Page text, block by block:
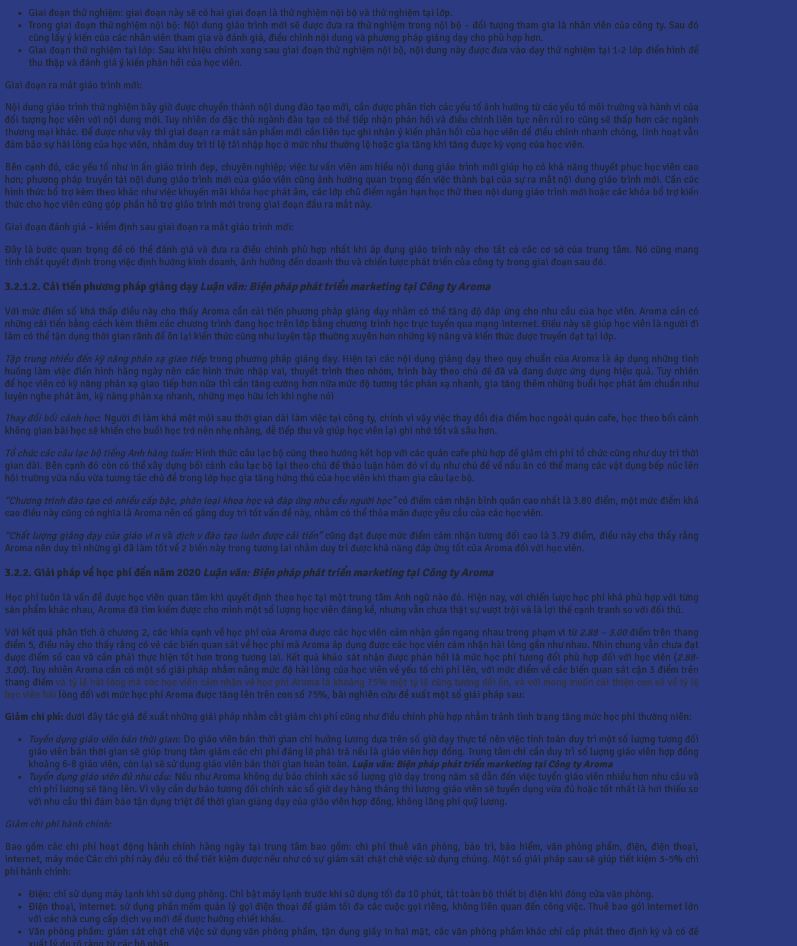
Giai đoạn thử nghiệm: giai đoạn này sẽ có hai giai đoạn là thử nghiệm nội bộ và thử nghiệm tại lớp.
Trong giai đoạn thử nghiệm nội bộ: Nội dung giáo trình mới sẽ được đưa ra thử nghiệm trong nội bộ – đối tượng tham gia là nhân viên của công ty. Sau đó
cũng lấy ý kiến của các nhân viên tham gia và đánh giá, điều chỉnh nội dung và phương pháp giảng dạy cho phù hợp hơn.
Giai đoạn thử nghiệm tại lớp: Sau khi hiệu chỉnh xong sau giai đoạn thử nghiệm nội bộ, nội dung này được đưa vào dạy thử nghiệm tại 1-2 lớp điển hình để
thu thập và đánh giá ý kiến phản hồi của học viên.
Giai đoạn ra mắt giáo trình mới:
Nội dung giáo trình thử nghiệm bây giờ được chuyển thành nội dung đào tạo mới, cần được phân tích các yếu tố ảnh hưởng từ các yếu tố môi trường và hành vi của
đối tượng học viên với nội dung mới. Tuy nhiên do đặc thù ngành đào tạo có thể tiếp nhận phản hồi và điều chỉnh liên tục nên rủi ro cũng sẽ thấp hơn các ngành
thương mại khác. Để được như vậy thì giai đoạn ra mắt sản phẩm mới cần liên tục ghi nhận ý kiến phản hồi của học viên để điều chỉnh nhanh chóng, linh hoạt vẫn
đảm bảo sự hài lòng của học viên, nhằm duy trì tỉ lệ tái nhập học ở mức như thường lệ hoặc gia tăng khi tăng được kỳ vọng của học viên.
Bên cạnh đó, các yếu tố như in ấn giáo trình đẹp, chuyên nghiệp; việc tư vấn viên am hiểu nội dung giáo trình mới giúp họ có khả năng thuyết phục học viên cao
hơn; phương pháp truyền tải nội dung giáo trình mới của giáo viên cũng ảnh hưởng quan trọng đến việc thành bại của sự ra mắt nội dung giáo trình mới. Cần các
hình thức bổ trợ kèm theo khác như việc khuyến mãi khóa học phát âm, các lớp chủ điểm ngắn hạn học thử theo nội dung giáo trình mới hoặc các khóa bổ trợ kiến
thức cho học viên cũng góp phần hỗ trợ giáo trình mới trong giai đoạn đầu ra mắt này.
Giai đoạn đánh giá – kiểm định sau giai đoạn ra mắt giáo trình mới:
Đây là bước quan trọng để có thể đánh giá và đưa ra điều chỉnh phù hợp nhất khi áp dụng giáo trình này cho tất cả các cơ sở của trung tâm. Nó cũng mang
tính chất quyết định trong việc định hướng kinh doanh, ảnh hưởng đến doanh thu và chiến lược phát triển của công ty trong giai đoạn sau đó.
3.2.1.2. Cải tiến phương pháp giảng dạy Luận văn: Biện pháp phát triển marketing tại Công ty Aroma
Với mức điểm số khá thấp điều này cho thấy Aroma cần cải tiến phương pháp giảng dạy nhằm có thể tăng độ đáp ứng cho nhu cầu của học viên. Aroma cần có
những cải tiến bằng cách kèm thêm các chương trình đang học trên lớp bằng chương trình học trực tuyến qua mạng internet. Điều này sẽ giúp học viên là người đi
làm có thể tận dụng thời gian rãnh để ôn lại kiến thức cũng như luyện tập thường xuyên hơn những kỹ năng và kiến thức được truyền đạt tại lớp.
Tập trung nhiều đến kỹ năng phản xạ giao tiếptrong phương pháp giảng dạy. Hiện tại các nội dụng giảng dạy theo quy chuẩn của Aroma là áp dụng những tình
huống làm việc điển hình hằng ngày nên các hình thức nhập vai, thuyết trình theo nhóm, trình bày theo chủ đề đã và đang được ứng dụng hiệu quả. Tuy nhiên
để học viên có kỹ năng phản xạ giao tiếp hơn nữa thì cần tăng cường hơn nữa mức độ tương tác phản xạ nhanh, gia tăng thêm những buổi học phát âm chuẩn như
luyện nghe phát âm, kỹ năng phản xạ nhanh, những mẹo hữu ích khi nghe nói
Thay đổi bối cảnh học: Người đi làm khá mệt mỏi sau thời gian dài làm việc tại công ty, chính vì vậy việc thay đổi địa điểm học ngoài quán cafe, học theo bối cảnh
không gian bài học sẽ khiến cho buổi học trở nên nhẹ nhàng, dễ tiếp thu và giúp học viên lại ghi nhớ tốt và sâu hơn.
Tổ chức các câu lạc bộ tiếng Anh hàng tuần: Hình thức câu lạc bộ cũng theo hướng kết hợp với các quán cafe phù hợp để giảm chi phí tổ chức cũng như duy trì thời
gian dài. Bên cạnh đó còn có thể xây dựng bối cảnh câu lạc bộ lại theo chủ đề thảo luận hôm đó ví dụ như chủ đề về nấu ăn có thể mang các vật dụng bếp núc lên
hội trường vừa nấu vừa tương tác chủ đề trong lớp học gia tăng hứng thú của học viên khi tham gia câu lạc bộ.
“Chương trình đào tạo có nhiều cấp bậc, phân loại khoa học và đáp ứng nhu cầu người học”có điểm cảm nhận bình quân cao nhất là 3.80 điểm, một mức điểm khá
cao điều này cũng có nghĩa là Aroma nên cố gắng duy trì tốt vấn đề này, nhằm có thể thỏa mãn được yêu cầu của các học viên.
“Chất lượng giảng dạy của giáo vi nvà dịch v đào tạo luôn được cải tiến”cũng đạt được mức điểm cảm nhận tương đối cao là 3.79 điểm, điều này cho thấy rằng
Aroma nên duy trì những gì đã làm tốt về 2 biến này trong tương lai nhằm duy trì được khả năng đáp ứng tốt của Aroma đối với học viên.
3.2.2. Giải pháp về học phí đến năm 2020 Luận văn: Biện pháp phát triển marketing tại Công ty Aroma
Học phí luôn là vấn đề được học viên quan tâm khi quyết định theo học tại một trung tâm Anh ngữ nào đó. Hiện nay, với chiến lược học phí khá phù hợp với từng
sản phẩm khác nhau, Aroma đã tìm kiếm được cho mình một số lượng học viên đáng kể, nhưng vẫn chưa thật sự vượt trội và là lợi thế cạnh tranh so với đối thủ.
Với kết quả phân tích ở chương 2, các khía cạnh về học phí của Aroma được các học viên cảm nhận gần ngang nhau trong phạm vi từ2.88 – 3.00điểm trên thang
điểm 5, điều này cho thấy rằng có vẻ các biến quan sát về học phí mà Aroma áp dụng được các học viên cảm nhận hài lòng gần như nhau. Nhìn chung vẫn chưa đạt
được điểm số cao và cần phải thực hiện tốt hơn trong tương lai. Kết quả khảo sát nhận được phản hồi là mức học phí tương đối phù hợp đối với học viên (2.88-
3.00). Tuy nhiên Aroma cần có một số giải pháp nhằm nâng mức độ hài lòng của học viên về yếu tố chi phí lên, với mức điểm về các biến quan sát cận 3 điểm trên
thang điểmvà tỷ lệ hài lòng mà các học viên cảm nhận về học phí Aroma là khoảng 75% một tỷ lệ cũng tương đối ổn, và với mong muốn cải thiện con số về tỷ lệ
học viên hài lòng đối với mức học phí Aroma được tăng lên trên con số 75%, bài nghiên cứu đề xuất một số giải pháp sau:
Giảm chi phí: dưới đây tác giả đề xuất những giải pháp nhằm cắt giảm chi phí cũng như điều chỉnh phù hợp nhằm tránh tình trạng tăng mức học phí thường niên:
Tuyển dụng giáo viên bán thời gian: Do giáo viên bán thời gian chỉ hưởng lương dựa trên số giờ dạy thực tế nên việc tính toán duy trì một số lượng tương đối
giáo viên bán thời gian sẽ giúp trung tâm giảm các chi phí đáng lẽ phải trả nếu là giáo viên hợp đồng. Trung tâm chỉ cần duy trì số lượng giáo viên hợp đồng
khoảng 6-8 giáo viên, còn lại sẽ sử dụng giáo viên bán thời gian hoàn toàn. Luận văn: Biện pháp phát triển marketing tại Công ty Aroma
Tuyển dụng giáo viên đủ nhu cầu: Nếu như Aroma không dự báo chính xác số lượng giờ dạy trong năm sẽ dẫn đến việc tuyển giáo viên nhiều hơn nhu cầu và
chi phí lương sẽ tăng lên. Vì vậy cần dự báo tương đối chính xác số giờ dạy hàng tháng thì lượng giáo viên sẽ tuyển dụng vừa đủ hoặc tốt nhất là hơi thiếu so
với nhu cầu thì đảm bảo tận dụng triệt để thời gian giảng dạy của giáo viên hợp đồng, không lãng phí quỹ lương.
Giảm chi phí hành chính:
Bao gồm các chi phí hoạt động hành chính hàng ngày tại trung tâm bao gồm: chi phí thuê văn phòng, bảo trì, bảo hiểm, văn phòng phẩm, điện, điện thoại,
internet, máy móc Các chi phí này đều có thể tiết kiệm được nếu như có sự giám sát chặt chẽ việc sử dụng chúng. Một số giải pháp sau sẽ giúp tiết kiệm 3-5% chi
phí hành chính:
Điện: chỉ sử dụng máy lạnh khi sử dụng phòng. Chỉ bật máy lạnh trước khi sử dụng tối đa 10 phút, tắt toàn bộ thiết bị điện khi đóng cửa văn phòng.
Điện thoại, internet: sử dụng phần mềm quản lý gọi điện thoại để giảm tối đa các cuộc gọi riêng, không liên quan đến công việc. Thuê bao gói internet lớn
với các nhà cung cấp dịch vụ mới để được hưởng chiết khấu.
Văn phòng phẩm: giám sát chặt chẽ việc sử dụng văn phòng phẩm, tận dụng giấy in hai mặt, các văn phòng phẩm khác chỉ cấp phát theo định kỳ và có đề